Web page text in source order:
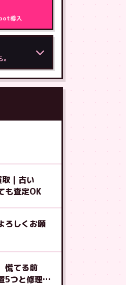
導入
｜古い
も査定OK
ろしくお願
慌てる前
5つと修理受